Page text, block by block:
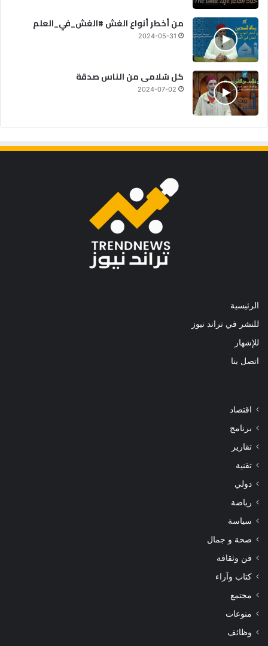
من أخطر أنواع الغش #الغش_في_العلم
2024-05-31
كل سُلامى من الناس صدقة
2024-07-02
الرئيسية
للنشر في تراند نيوز
للإشهار
اتصل بنا
اقتصاد
برنامج
تقارير
تقنية
دولي
رياضة
سياسة
صحة و جمال
فن وثقافة
كتاب وآراء
مجتمع
منوعات
وظائف